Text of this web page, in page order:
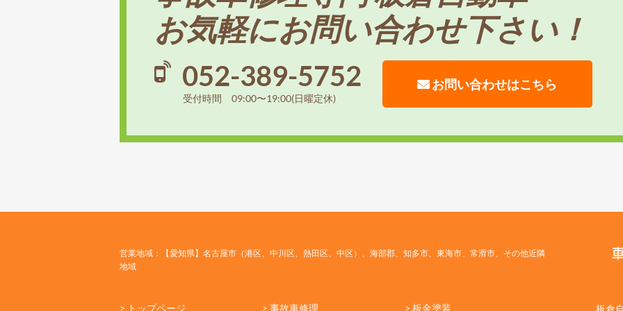
お気軽にお問い合わせ下さい！
052-389-5752
受付時間 09:00〜19:00(日曜定休)
お問い合わせはこちら
営業地域：【愛知県】名古屋市（港区、中川区、熱田区、中区）、海部郡、知多市、東海市、常滑市、その他近隣
地域
> トップページ > 事故車修理 > 板金塗装 板倉